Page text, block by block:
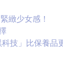
緻少女感！
技」比保養品